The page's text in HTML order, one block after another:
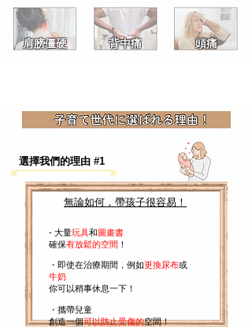
肩膀僵硬 ​背中痛 頭痛
無論如何，帶孩子很容易！
選擇我們的理由 #1
- 大量玩具和圖畫書
確保有放鬆的空間 ！
・ 即使在治療期間，例如更換尿布或
牛奶
你可以稍事休息一下！
・攜帶兒童
創造一個可以防止受傷的空間！